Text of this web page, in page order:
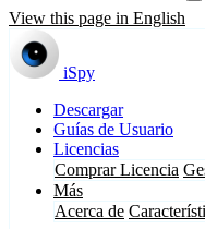
View this page in English
iSpy
Descargar
Guías de Usuario
Licencias
Comprar Licencia
Más
Acerca de